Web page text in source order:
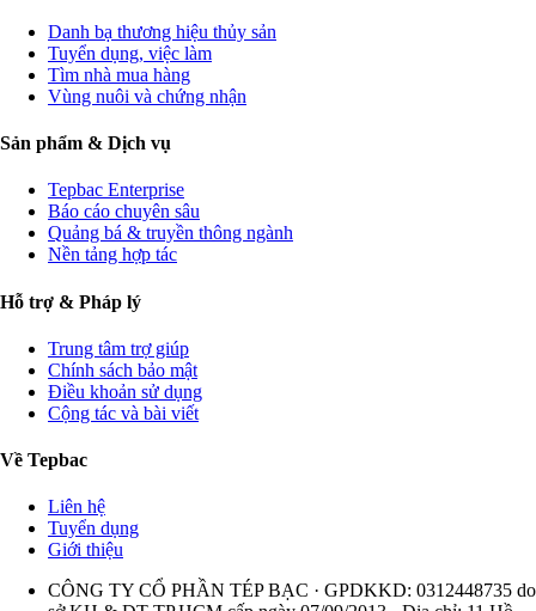
Danh bạ thương hiệu thủy sản
Tuyển dụng, việc làm
Tìm nhà mua hàng
Vùng nuôi và chứng nhận
Sản phẩm & Dịch vụ
Tepbac Enterprise
Báo cáo chuyên sâu
Quảng bá & truyền thông ngành
Nền tảng hợp tác
Hỗ trợ & Pháp lý
Trung tâm trợ giúp
Chính sách bảo mật
Điều khoản sử dụng
Cộng tác và bài viết
Về Tepbac
Liên hệ
Tuyển dụng
Giới thiệu
CÔNG TY CỔ PHẦN TÉP BẠC · GPDKKD: 0312448735 do